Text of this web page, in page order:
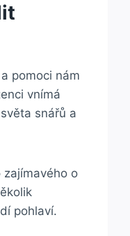
pomoci nám
vnímá‍
snářů a
​o
pohlaví.